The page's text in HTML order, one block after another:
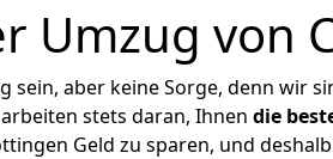
Umzug von
aber keine Sorge, denn wir
stets daran, Ihnen die
Geld zu sparen, und